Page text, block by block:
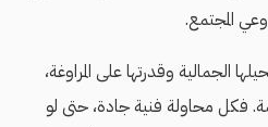
المجتمع.
الجمالية وقدرتها على المراوغة،
فكل محاولة فنية جادة، حتى لو